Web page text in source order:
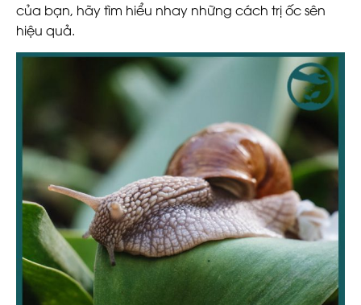
của bạn, hãy tìm hiểu nhay những cách trị ốc sên
hiệu quả.